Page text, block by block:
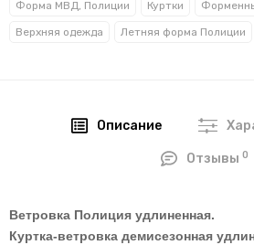
Форма МВД, Полиции Куртки
Верхняя одежда Летняя форма Полиции
Описание
Отзывы0
Ветровка Полиция удлиненная.
Куртка-ветровка демисезонная